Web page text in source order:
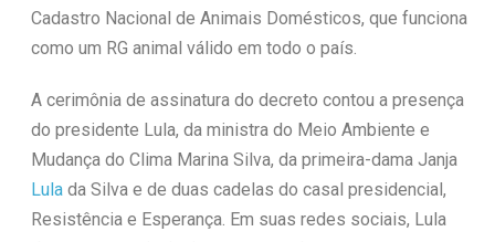
Cadastro Nacional de Animais Domésticos, que funciona
como um RG animal válido em todo o país.
A cerimônia de assinatura do decreto contou a presença
do presidente Lula, da ministra do Meio Ambiente e
Mudança do Clima Marina Silva, da primeira-dama Janja
Lulada Silva e de duas cadelas do casal presidencial,
Resistência e Esperança. Em suas redes sociais, Lula